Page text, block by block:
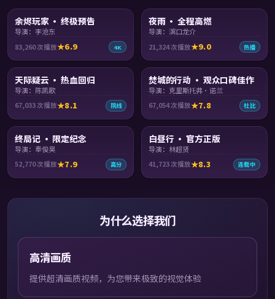
余烬玩家 · 终极预告
导演：李沧东
83,260次播放 6.9 4K
夜雨 · 全程高燃
导演：滨口龙介
21,324次播放 9.0 热播
天际疑云 · 热血回归
导演：陈凯歌
67,033 次播放 8.1 院线
焚城的行动 · 观众口碑佳作
导演：克里斯托弗·诺兰
67,054次播放 7.8 杜比
终局记 · 限定纪念
导演：奉俊昊
52,770次播放 7.9 高分
白昼行 · 官方正版
导演：林超贤
41,723次播放 8.3 连载中
为什么选择我们
高清画质
提供超清画质视频，为您带来极致的视觉体验